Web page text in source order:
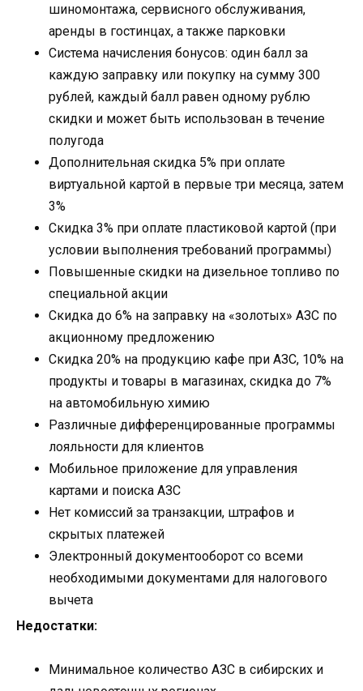
шиномонтажа, сервисного обслуживания,
аренды в гостинцах, а также парковки
Система начисления бонусов: один балл за
каждую заправку или покупку на сумму 300
рублей, каждый балл равен одному рублю
скидки и может быть использован в течение
полугода
Дополнительная скидка 5% при оплате
виртуальной картой в первые три месяца, затем
3%
Скидка 3% при оплате пластиковой картой (при
условии выполнения требований программы)
Повышенные скидки на дизельное топливо по
специальной акции
Скидка до 6% на заправку на «золотых» АЗС по
акционному предложению
Скидка 20% на продукцию кафе при АЗС, 10% на
продукты и товары в магазинах, скидка до 7%
на автомобильную химию
Различные дифференцированные программы
лояльности для клиентов
Мобильное приложение для управления
картами и поиска АЗС
Нет комиссий за транзакции, штрафов и
скрытых платежей
Электронный документооборот со всеми
необходимыми документами для налогового
вычета
Недостатки:
Минимальное количество АЗС в сибирских и